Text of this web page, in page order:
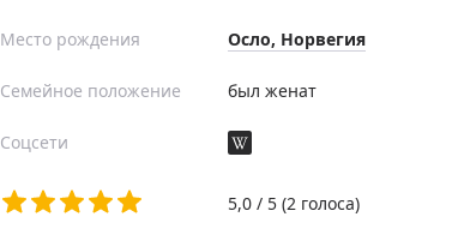
Место рождения Осло, Норвегия
Семейное положение был женат
Соцсети
5,0 / 5 (2 голоса)